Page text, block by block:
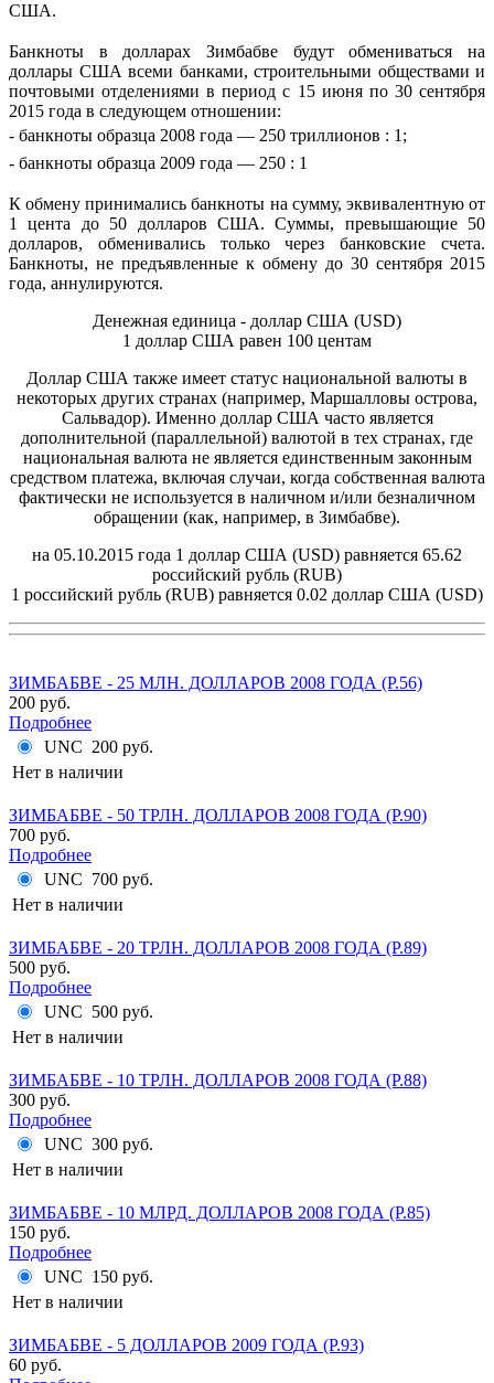
США.
Банкноты в долларах Зимбабве будут обмениваться на
доллары США всеми банками, строительными обществами и
почтовыми отделениями в период с 15 июня по 30 сентября
2015 года в следующем отношении:
- банкноты образца 2008 года — 250 триллионов : 1;
- банкноты образца 2009 года — 250 : 1
К обмену принимались банкноты на сумму, эквивалентную от
1 цента до 50 долларов США. Суммы, превышающие 50
долларов, обменивались только через банковские счета.
Банкноты, не предъявленные к обмену до 30 сентября 2015
года, аннулируются.
Денежная единица - доллар США (USD)
1 доллар США равен 100 центам
Доллар США также имеет статус национальной валюты в
некоторых других странах (например, Маршалловы острова,
Сальвадор). Именно доллар США часто является
дополнительной (параллельной) валютой в тех странах, где
национальная валюта не является единственным законным
средством платежа, включая случаи, когда собственная валюта
фактически не используется в наличном и/или безналичном
обращении (как, например, в Зимбабве).
на 05.10.2015 года 1 доллар США (USD) равняется 65.62
российский рубль (RUB)
1 российский рубль (RUB) равняется 0.02 доллар США (USD)
ЗИМБАБВЕ - 25 МЛН. ДОЛЛАРОВ 2008 ГОДА (P.56)
200 руб.
Подробнее
UNC 200 руб.
Нет в наличии
ЗИМБАБВЕ - 50 ТРЛН. ДОЛЛАРОВ 2008 ГОДА (P.90)
700 руб.
Подробнее
UNC 700 руб.
Нет в наличии
ЗИМБАБВЕ - 20 ТРЛН. ДОЛЛАРОВ 2008 ГОДА (P.89)
500 руб.
Подробнее
UNC 500 руб.
Нет в наличии
ЗИМБАБВЕ - 10 ТРЛН. ДОЛЛАРОВ 2008 ГОДА (P.88)
300 руб.
Подробнее
UNC 300 руб.
Нет в наличии
ЗИМБАБВЕ - 10 МЛРД. ДОЛЛАРОВ 2008 ГОДА (P.85)
150 руб.
Подробнее
UNC 150 руб.
Нет в наличии
ЗИМБАБВЕ - 5 ДОЛЛАРОВ 2009 ГОДА (P.93)
60 руб.